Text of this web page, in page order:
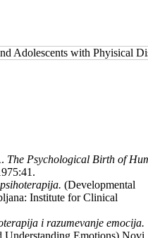
Adolescents with Phyisical
The Psychological Birth of
(Developmental
Institute for Clinical
i razumevanje emocija.